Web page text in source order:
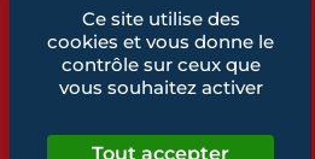
Les indicateurs
Nos publications
Notre glossaire
Ce site utilise des
cookies et vous donne le
contrôle sur ceux que
vous souhaitez activer
Tout accepter